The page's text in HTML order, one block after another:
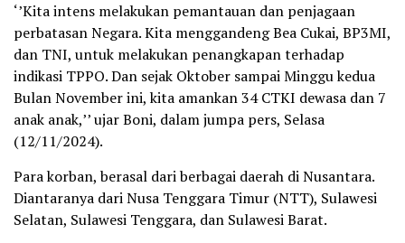
‘’Kita intens melakukan pemantauan dan penjagaan
perbatasan Negara. Kita menggandeng Bea Cukai, BP3MI,
dan TNI, untuk melakukan penangkapan terhadap
indikasi TPPO. Dan sejak Oktober sampai Minggu kedua
Bulan November ini, kita amankan 34 CTKI dewasa dan 7
anak anak,’’ ujar Boni, dalam jumpa pers, Selasa
(12/11/2024).
Para korban, berasal dari berbagai daerah di Nusantara.
Diantaranya dari Nusa Tenggara Timur (NTT), Sulawesi
Selatan, Sulawesi Tenggara, dan Sulawesi Barat.